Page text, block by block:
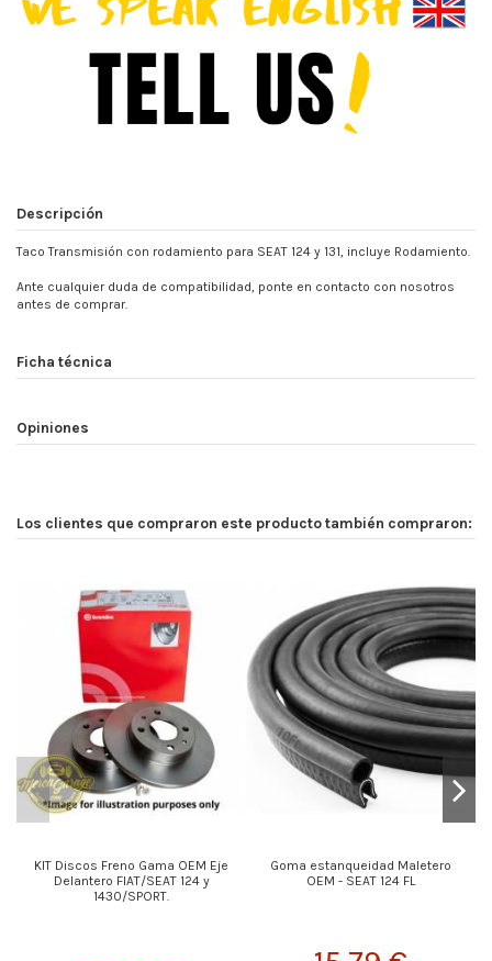
Descripción
Taco Transmisión con rodamiento para SEAT 124 y 131, incluye Rodamiento.
Ante cualquier duda de compatibilidad, ponte en contacto con nosotros
antes de comprar.
Ficha técnica
Opiniones
Los clientes que compraron este producto también compraron:
KIT Discos Freno Gama OEM Eje
Delantero FIAT/SEAT 124 y
1430/SPORT.
Goma estanqueidad Maletero
OEM - SEAT 124 FL